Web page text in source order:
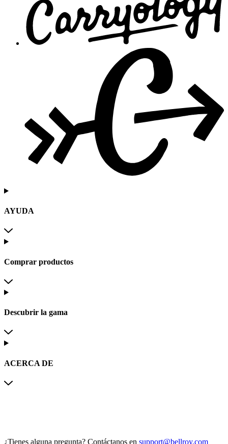
AYUDA
Comprar productos
Descubrir la gama
ACERCA DE
¿Tienes alguna pregunta? Contáctanos en support@bellroy.com